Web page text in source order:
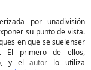
por unadivisión
su punto de vista.
en que se suelenser
El primero de ellos,
y elautor lo utiliza